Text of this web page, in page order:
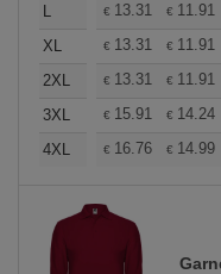
L
€ 13.31 € 11.91
XL
€ 13.31 € 11.91
2XL
€ 13.31 € 11.91
3XL
€ 15.91 € 14.24
4XL
€ 16.76 € 14.99